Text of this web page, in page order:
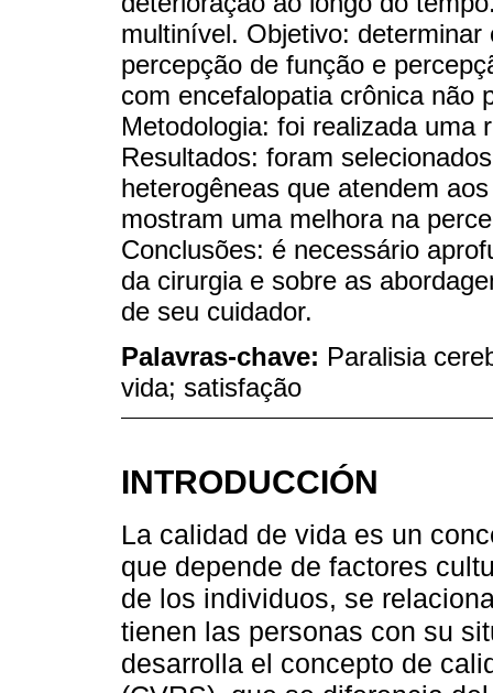
multinível. Objetivo:
percepção de função e
com encefalopatia crônica não
Metodologia: foi realizada uma
Resultados: foram
heterogêneas que atendem
mostram uma melhora na
Conclusões: é necessário
da cirurgia e sobre as
de seu cuidador.
Palavras-chave: Paralisia
vida; satisfação
INTRODUCCIÓN
La calidad de vida es un
que depende de factores
de los individuos, se
tienen las personas con su
desarrolla el concepto de